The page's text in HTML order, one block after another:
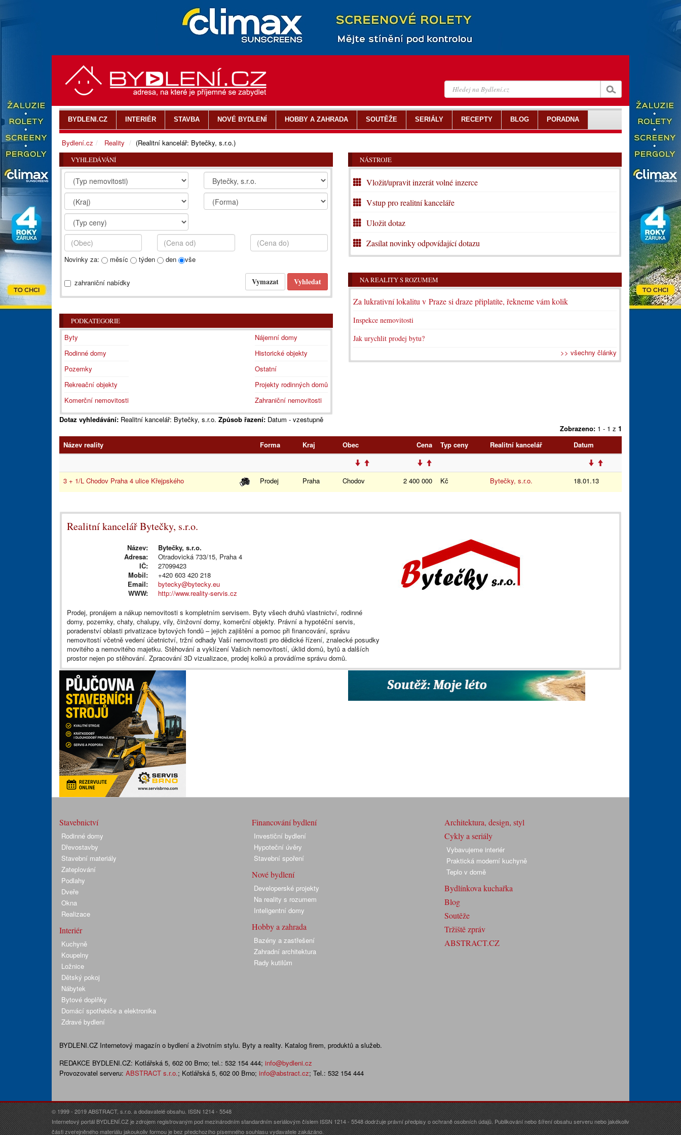
BYDLENI.CZ INTERIÉR STAVBA NOVÉ BYDLENÍ HOBBY A ZAHRADA SOUTĚŽE SERIÁLY RECEPTY BLOG PORADNA
Bydlení.cz Reality (Realitní kancelář: Bytečky, s.r.o.)
VYHLEDÁVÁNÍ
Novinky za: měsíc týden den vše
zahraniční nabídky
PODKATEGORIE
Byty
Rodinné domy
Pozemky
Rekreační objekty
Komerční nemovitosti
Nájemní domy
Historické objekty
Ostatní
Projekty rodinných domů
Zahraniční nemovitosti
NÁSTROJE
Vložit/upravit inzerát volné inzerce
Vstup pro realitní kanceláře
Uložit dotaz
Zasílat novinky odpovídající dotazu
NA REALITY S ROZUMEM
Za lukrativní lokalitu v Praze si draze připlatíte, řekneme vám kolik
Inspekce nemovitosti
Jak urychlit prodej bytu?
>> všechny články
Dotaz vyhledávání: Realitní kancelář: Bytečky, s.r.o. Způsob řazení: Datum - vzestupně
Zobrazeno: 1 - 1 z 1
Název reality
Forma Kraj Obec Cena Typ ceny Realitní kancelář Datum
3 + 1/L Chodov Praha 4 ulice Křejpského Prodej Praha Chodov 2 400 000 Kč Bytečky, s.r.o. 18.01.13
Realitní kancelář Bytečky, s.r.o.
Název:
Bytečky, s.r.o.
Adresa:
Otradovická 733/15, Praha 4
IČ:
27099423
Mobil:
+420 603 420 218
Email:
bytecky@bytecky.eu
WWW:
http://www.reality-servis.cz
Prodej, pronájem a nákup nemovitosti s kompletním servisem. Byty všech druhů vlastnictví, rodinné
domy, pozemky, chaty, chalupy, vily, činžovní domy, komerční objekty. Právní a hypotéční servis,
poradenství oblasti privatizace bytových fondů – jejich zajištění a pomoc při financování, správu
nemovitostí včetně vedení účetnictví, tržní odhady Vaší nemovitosti pro dědické řízení, znalecké posudky
movitého a nemovitého majetku. Stěhování a vyklízení Vašich nemovitostí, úklid domů, bytů a dalších
prostor nejen po stěhování. Zpracování 3D vizualizace, prodej kolků a provádíme správu domů.
Stavebnictví
Rodinné domy
Dřevostavby
Stavební materiály
Zateplování
Podlahy
Dveře
Okna
Realizace
Interiér
Kuchyně
Koupelny
Ložnice
Dětský pokoj
Nábytek
Bytové doplňky
Domácí spotřebiče a elektronika
Zdravé bydlení
Financování bydlení
Investiční bydlení
Hypoteční úvěry
Stavební spoření
Nové bydlení
Developerské projekty
Na reality s rozumem
Inteligentní domy
Hobby a zahrada
Bazény a zastřešení
Zahradní architektura
Rady kutilům
Architektura, design, styl
Cykly a seriály
Vybavujeme interiér
Praktická moderní kuchyně
Teplo v domě
Bydlínkova kuchařka
Blog
Soutěže
Tržiště zpráv
ABSTRACT.CZ
BYDLENI.CZ Internetový magazín o bydlení a životním stylu. Byty a reality. Katalog firem, produktů a služeb.
REDAKCE BYDLENI.CZ: Kotlářská 5, 602 00 Brno; tel.: 532 154 444; info@bydleni.cz
Provozovatel serveru: ABSTRACT s.r.o.; Kotlářská 5, 602 00 Brno; info@abstract.cz; Tel.: 532 154 444
© 1999 - 2019 ABSTRACT, s.r.o. a dodavatelé obsahu. ISSN 1214 - 5548
Internetový portál BYDLENÍ.CZ je zdrojem registrovaným pod mezinárodním standardním seriálovým číslem ISSN 1214 - 5548 dodržuje právní předpisy o ochraně osobních údajů. Publikování nebo šíření obsahu serveru nebo jakékoliv
části zveřejněného materiálu jakoukoliv formou je bez předchozího písemného souhlasu vydavatele zakázáno.